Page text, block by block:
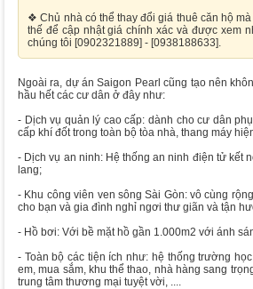
❖ Chủ nhà có thể thay đổi giá thuê căn hộ
thế để cập nhật giá chính xác và được xem
chúng tôi [0902321889] - [0938188633].
Ngoài ra, dự án Saigon Pearl cũng tạo nên
hầu hết các cư dân ở đây như:
- Dịch vụ quản lý cao cấp: dành cho cư dân
cấp khí đốt trong toàn bộ tòa nhà, thang máy
- Dịch vụ an ninh: Hệ thống an ninh điện tử kết
lang;
- Khu công viên ven sông Sài Gòn: vô cùng
cho bạn và gia đình nghỉ ngơi thư giãn và tận
- Hồ bơi: Với bề mặt hồ gần 1.000m2 với ánh
- Toàn bộ các tiện ích như: hệ thống trường
em, mua sắm, khu thể thao, nhà hàng sang
trung tâm thương mại tuyệt vời, ....